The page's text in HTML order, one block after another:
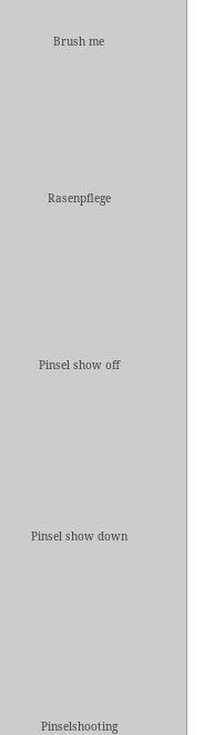
Brush me
Rasenpflege
Pinsel show off
Pinsel show down
Pinselshooting